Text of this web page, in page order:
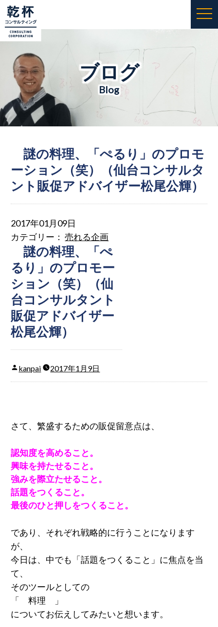
ブログ
Blog
謎の料理、「ぺるり」のプロモ
ーション（笑）（仙台コンサルタ
ント販促アドバイザー松尾公輝）
2017年01月09日
カテゴリー：売れる企画
謎の料理、「ぺ
るり」のプロモー
ション（笑）（仙
台コンサルタント
販促アドバイザー
松尾公輝）
kanpai 2017年1月9日
さて、繁盛するための販促留意点は、
認知度を高めること。
興味を持たせること。
強みを際立たせること。
話題をつくること。
最後のひと押しをつくること。
であり、それぞれ戦略的に行うことになります
が、
今日は、中でも「話題をつくること」に焦点を当
て、
そのツールとしての
「 料理 」
についてお伝えしてみたいと想います。